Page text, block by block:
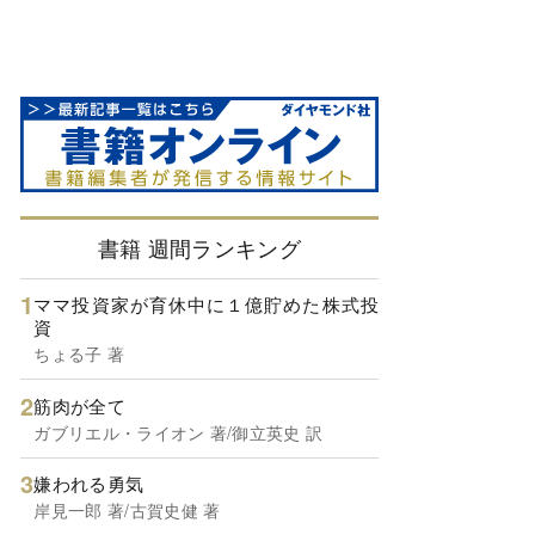
書籍 週間ランキング
ママ投資家が育休中に１億貯めた株式投
資
ちょる子 著
筋肉が全て
ガブリエル・ライオン 著/御立英史 訳
嫌われる勇気
岸見一郎 著/古賀史健 著